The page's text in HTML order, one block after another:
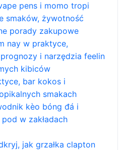
pens i momo tropi
smaków, żywotność
porady zakupowe
nay w praktyce,
i narzędzia feelin
kibiców
bar kokos i
smakach
kèo bóng đá i
w zakładach
jak grzałka clapton